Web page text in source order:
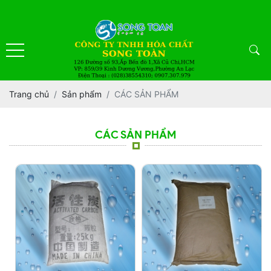
Trang chủ Sản phẩm CÁC SẢN PHẨM
CÁC SẢN PHẨM